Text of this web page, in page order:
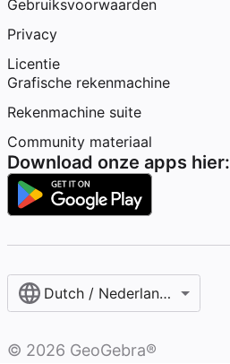
Gebruiksvoorwaarden
Privacy
Licentie
Grafische rekenmachine
Rekenmachine suite
Community materiaal
Download onze apps hier:
Dutch / Nederlands‎ (België)‎
© 2026 GeoGebra®